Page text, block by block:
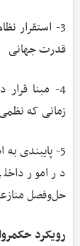
3- استقرار
قدرت جهانی
4- مبنا
زمانی که
5- پایبندی
در امور
حل‌وفصل
رویکرد